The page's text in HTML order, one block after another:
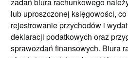
lub uproszczonej księgowości,
rejestrowanie przychodów i
deklaracji podatkowych oraz
sprawozdań finansowych. Biura